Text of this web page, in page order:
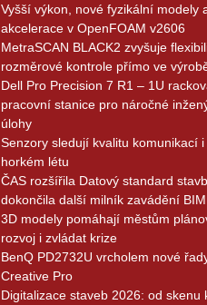
Vyšší výkon, nové fyzikální modely
akcelerace v OpenFOAM v2606
MetraSCAN BLACK2 zvyšuje
rozměrové kontrole přímo ve
Dell Pro Precision 7 R1 – 1U
pracovní stanice pro náročné
úlohy
Senzory sledují kvalitu komunikací i
horkém létu
ČAS rozšířila Datový standard
dokončila další milník zavádění
3D modely pomáhají městům
rozvoj i zvládat krize
BenQ PD2732U vrcholem nové
Creative Pro
Digitalizace staveb 2026: od skenu